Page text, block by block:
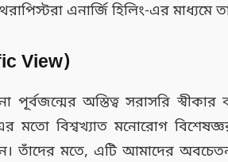
এনার্জি হিলিং-এর মাধ্যমে তা
View)
পূর্বজন্মের অস্তিত্ব সরাসরি
মতো বিশ্বখ্যাত মনোরোগ
তাঁদের মতে, এটি আমাদের